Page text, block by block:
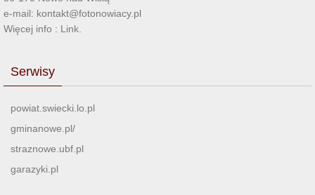
e-mail: kontakt@fotonowiacy.pl
Więcej info : Link.
Serwisy
powiat.swiecki.lo.pl
gminanowe.pl/
straznowe.ubf.pl
garazyki.pl